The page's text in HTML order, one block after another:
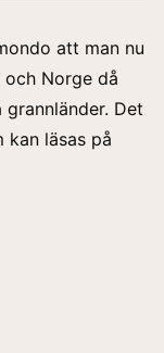
att man nu
Norge då
Det
kan läsas på